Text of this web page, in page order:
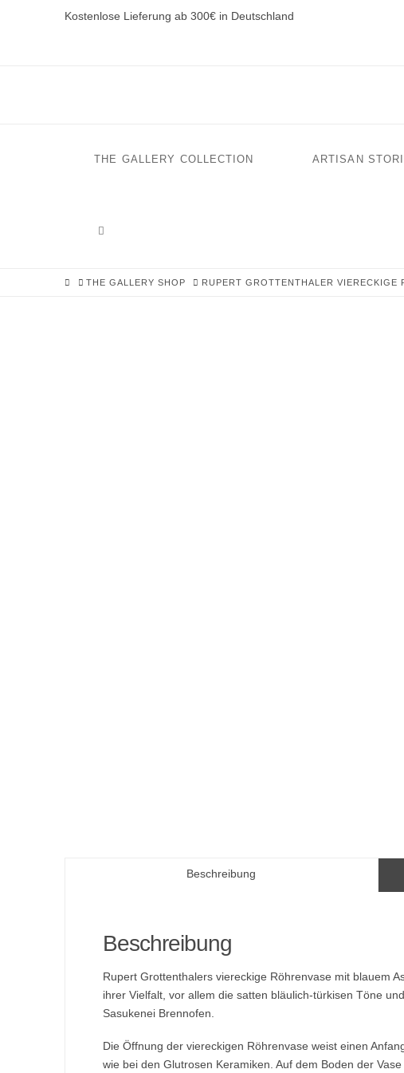
Kostenlose Lieferung ab 300€ in Deutschland
THE GALLERY COLLECTION ARTISAN
HOMETHE GALLERY SHOP RUPERT GROTTENTHALER VIERECKIGE
Beschreibung
Beschreibung
Rupert Grottenthalers viereckige Röhrenvase mit blauem
ihrer Vielfalt, vor allem die satten bläulich-türkisen Töne
Sasukenei Brennofen.
Die Öffnung der viereckigen Röhrenvase weist einen
wie bei den Glutrosen Keramiken. Auf dem Boden der